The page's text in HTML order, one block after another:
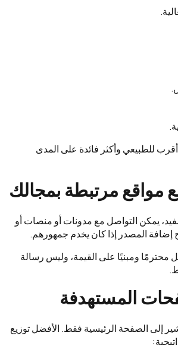
للطبيعي وأكثر فائدة على المدى
يمكن التواصل مع مدونات أو منصات أو
إضافة المصدر إذا كان يخدم جمهورهم.
محترمًا ومبنيًا على القيمة، وليس رسالة
إلى الصفحة الرئيسية فقط. الأفضل توزيع